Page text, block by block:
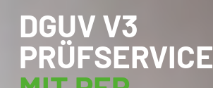
DGUV V3
PRÜFSERVICE